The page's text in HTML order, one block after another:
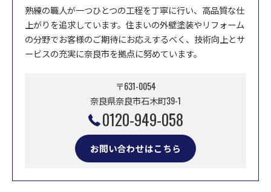
熟練の職人が一つひとつの工程を丁寧に行い、高品質な仕
上がりを追求しています。住まいの外壁塗装やリフォーム
の分野でお客様のご期待にお応えするべく、技術向上とサ
ービスの充実に奈良市を拠点に努めています。
〒631-0054
奈良県奈良市石木町39-1
0120-949-058
お問い合わせはこちら